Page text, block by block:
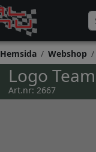
Hemsida Webshop
Logo
Art.nr: 2667